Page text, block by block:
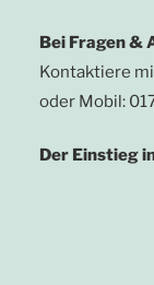
Bei Fragen &
Kontaktiere
oder Mobil:
Der Einstieg